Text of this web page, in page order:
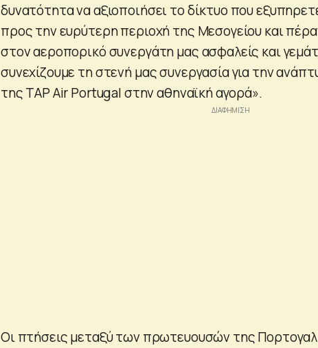
δυνατότητα να αξιοποιήσει το δίκτυο που
προς την ευρύτερη περιοχή της Μεσογείου και
στον αεροπορικό συνεργάτη μας ασφαλείς και
συνεχίζουμε τη στενή μας συνεργασία για την
της TAP Air Portugal στην αθηναϊκή αγορά».
Οι πτήσεις μεταξύ των πρωτευουσών της